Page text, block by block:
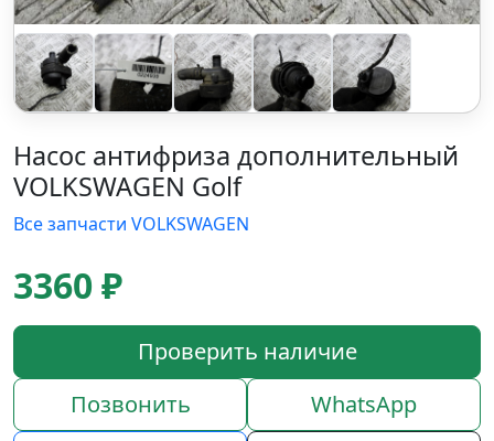
Насос антифриза дополнительный
VOLKSWAGEN Golf
Все запчасти VOLKSWAGEN
3360 ₽
Проверить наличие
Позвонить
WhatsApp